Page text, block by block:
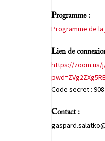
Programme :
Programme de
Lien de
https://zoom.us/
Code secret :
Contact :